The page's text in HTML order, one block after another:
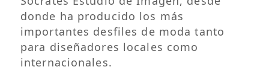
donde ha producido los más
importantes desfiles de moda tanto
para diseñadores locales como
internacionales.